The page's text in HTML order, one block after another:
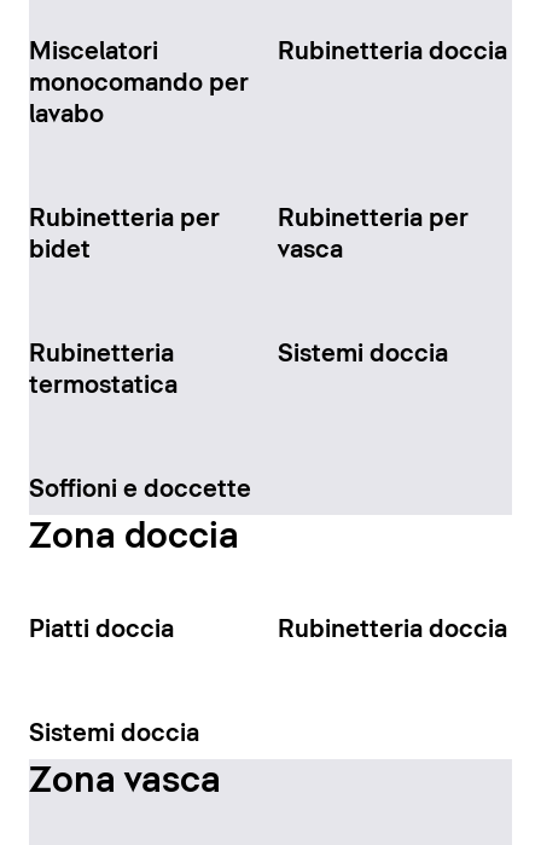
Miscelatori
monocomando per
lavabo
Rubinetteria doccia
Rubinetteria per
bidet
Rubinetteria per
vasca
Rubinetteria
termostatica
Sistemi doccia
Soffioni e doccette
Zona doccia
Piatti doccia Rubinetteria doccia
Sistemi doccia
Zona vasca